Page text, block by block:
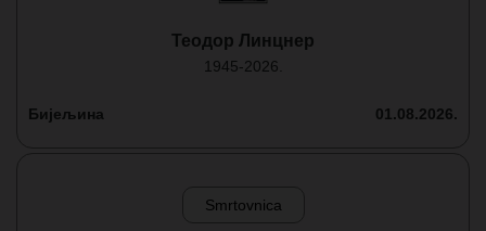
Теодор Линцнер
1945-2026.
Бијељина 01.08.2026.
Smrtovnica